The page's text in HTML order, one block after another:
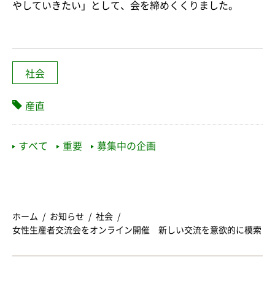
やしていきたい」として、会を締めくくりました。
社会
産直
すべて 重要 募集中の企画
ホーム お知らせ
社会
女性生産者交流会をオンライン開催 新しい交流を意欲的に模索